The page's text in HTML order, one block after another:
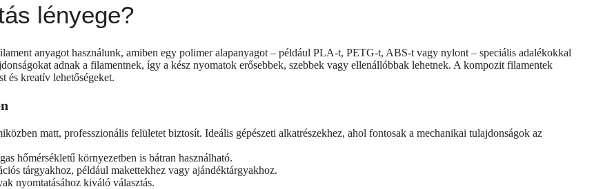
lényege?
anyagot használunk, amiben egy polimer alapanyagot – például PLA-t, PETG-t, ABS-t vagy nylont – speciális adalékokkal
adnak a filamentnek, így a kész nyomatok erősebbek, szebbek vagy ellenállóbbak lehetnek. A kompozit filamentek
és kreatív lehetőségeket.
matt, professzionális felületet biztosít. Ideális gépészeti alkatrészekhez, ahol fontosak a mechanikai tulajdonságok az
hőmérsékletű környezetben is bátran használható.
tárgyakhoz, például makettekhez vagy ajándéktárgyakhoz.
nyomtatásához kiváló választás.